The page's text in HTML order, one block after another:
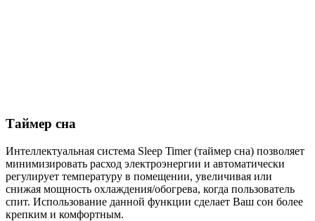
Таймер сна
Интеллектуальная система Sleep Timer (таймер сна) позволяет
минимизировать расход электроэнергии и автоматически
регулирует температуру в помещении, увеличивая или
снижая мощность охлаждения/обогрева, когда пользователь
спит. Использование данной функции сделает Ваш сон более
крепким и комфортным.